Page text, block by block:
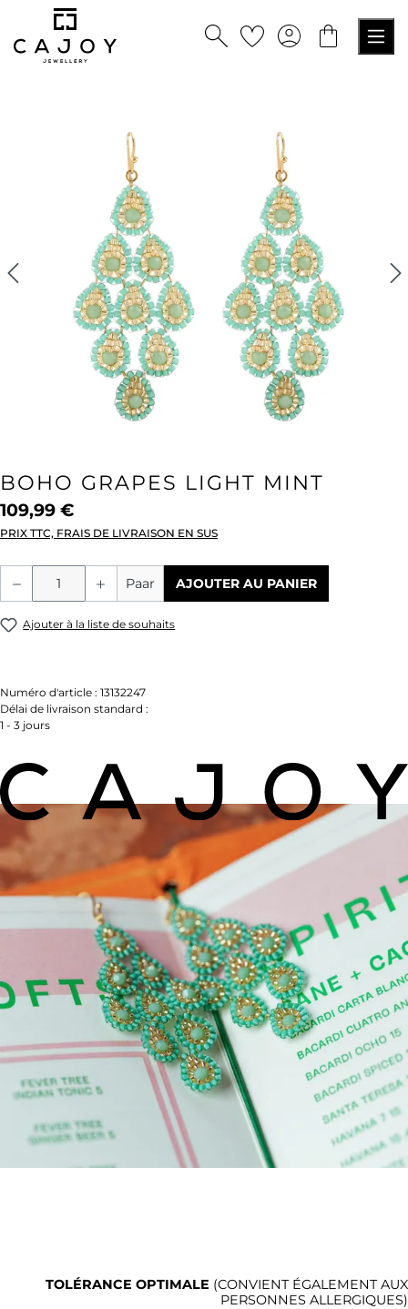
principal
BOHO GRAPES LIGHT MINT
109,99 €
PRIX TTC, FRAIS DE LIVRAISON EN SUS
Quantité de produit : Entrez la
Paar AJOUTER AU PANIER
Ajouter à la liste de souhaits
Numéro d'article : 13132247
Délai de livraison standard :
1 - 3 jours
TOLÉRANCE OPTIMALE (CONVIENT ÉGALEMENT AUX
PERSONNES ALLERGIQUES)